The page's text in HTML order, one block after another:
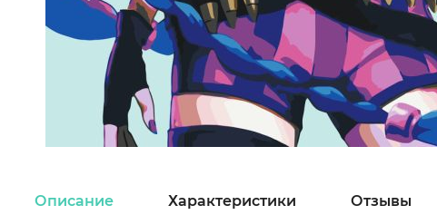
Описание Характеристики Отзывы